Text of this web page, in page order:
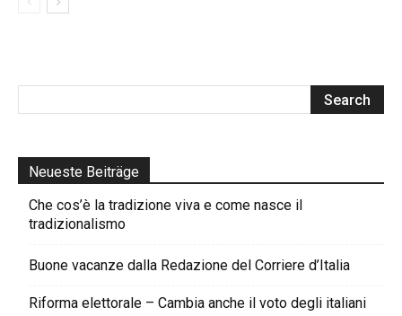
Neueste Beiträge
Che cos’è la tradizione viva e come nasce il
tradizionalismo
Buone vacanze dalla Redazione del Corriere d’Italia
Riforma elettorale – Cambia anche il voto degli italiani